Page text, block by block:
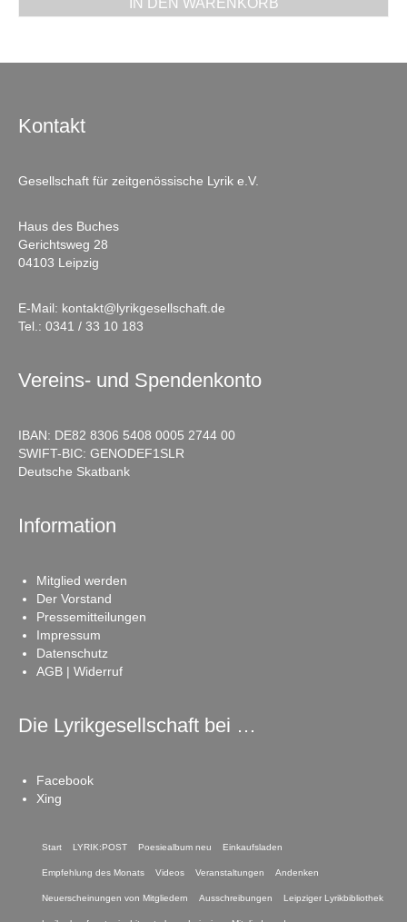
IN DEN WARENKORB
Kontakt
Gesellschaft für zeitgenössische Lyrik e.V.
Haus des Buches
Gerichtsweg 28
04103 Leipzig
E-Mail: kontakt@lyrikgesellschaft.de
Tel.: 0341 / 33 10 183
Vereins- und Spendenkonto
IBAN: DE82 8306 5408 0005 2744 00
SWIFT-BIC: GENODEF1SLR
Deutsche Skatbank
Information
Mitglied werden
Der Vorstand
Pressemitteilungen
Impressum
Datenschutz
AGB | Widerruf
Die Lyrikgesellschaft bei …
Facebook
Xing
Start LYRIK:POST Poesiealbum neu Einkaufsladen
Empfehlung des Monats Videos Veranstaltungen Andenken
Neuerscheinungen von Mitgliedern Ausschreibungen Leipziger Lyrikbibliothek